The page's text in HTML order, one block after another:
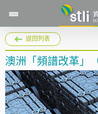
返回列表
澳洲「頻譜改革」